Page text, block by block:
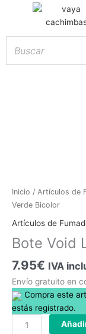
Inicio / Artículos de
Verde Bicolor
Artículos de
Bote Void
7.95€ IVA
Envío gratuito en
Compra este
estás registrado.
Bote
Void
Leaf
Bicolor